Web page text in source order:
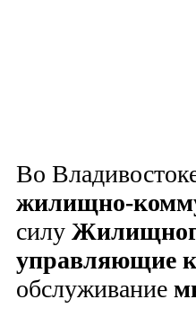
Во
жилищно-­
силу
управляющие
обслуживание